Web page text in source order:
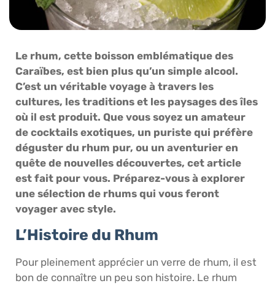
Le rhum, cette boisson emblématique des
Caraïbes, est bien plus qu’un simple alcool.
C’est un véritable voyage à travers les
cultures, les traditions et les paysages des îles
où il est produit. Que vous soyez un amateur
de cocktails exotiques, un puriste qui préfère
déguster du rhum pur, ou un aventurier en
quête de nouvelles découvertes, cet article
est fait pour vous. Préparez-vous à explorer
une sélection de rhums qui vous feront
voyager avec style.
L’Histoire du Rhum
Pour pleinement apprécier un verre de rhum, il est
bon de connaître un peu son histoire. Le rhum